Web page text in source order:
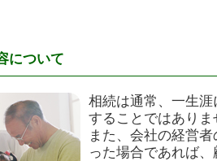
について
相続は通常、一生
することではありま
また、会社の経営
った場合であれば